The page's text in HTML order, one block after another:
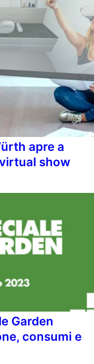
apre a
show
Garden
consumi e